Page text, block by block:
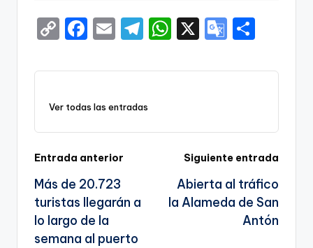
C
p
Li
n
k
F
c
e
b
o
o
k
E
ai
T
e
a
m
W
a
p
p
X
G
o
Tr
a
n
sl
ar
Ver todas las entradas
Navegación
de
entradas
Entrada anterior
Más de 20.723
turistas llegarán a
lo largo de la
semana al puerto
Siguiente entrada
Abierta al tráfico
la Alameda de San
Antón